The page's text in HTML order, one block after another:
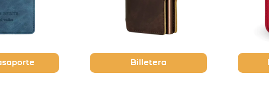
Billetera